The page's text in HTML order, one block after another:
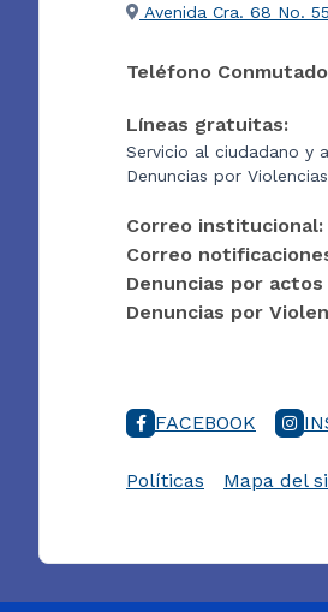
Avenida Cra. 68 No.
Teléfono
Líneas gratuitas:
Servicio al ciudadano y
Denuncias por
Correo institucional:
Correo
Denuncias por
Denuncias por
FACEBOOK
Políticas Mapa del